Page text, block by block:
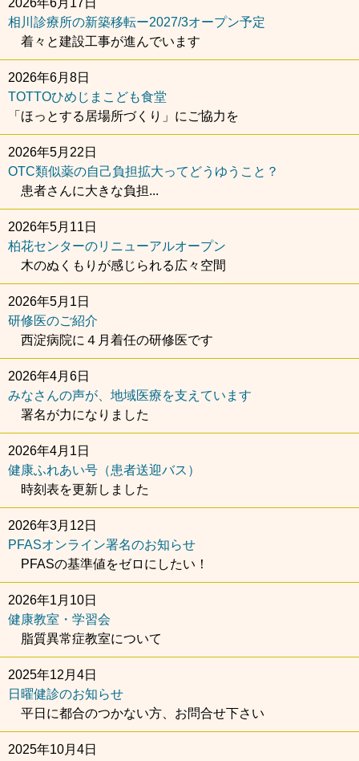
2026年6月17日
相川診療所の新築移転ー2027/3オープン予定
着々と建設工事が進んでいます
2026年6月8日
TOTTOひめじまこども食堂
「ほっとする居場所づくり」にご協力を
2026年5月22日
OTC類似薬の自己負担拡大ってどうゆうこと？
患者さんに大きな負担...
2026年5月11日
柏花センターのリニューアルオープン
木のぬくもりが感じられる広々空間
2026年5月1日
研修医のご紹介
西淀病院に４月着任の研修医です
2026年4月6日
みなさんの声が、地域医療を支えています
署名が力になりました
2026年4月1日
健康ふれあい号（患者送迎バス）
時刻表を更新しました
2026年3月12日
PFASオンライン署名のお知らせ
PFASの基準値をゼロにしたい！
2026年1月10日
健康教室・学習会
脂質異常症教室について
2025年12月4日
日曜健診のお知らせ
平日に都合のつかない方、お問合せ下さい
2025年10月4日